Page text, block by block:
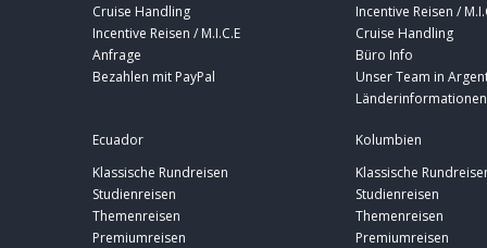
Cruise Handling
Incentive Reisen / M.I.C.E
Anfrage
Bezahlen mit PayPal
Incentive Reisen /
Cruise Handling
Büro Info
Unser Team in
Länderinformationen
Ecuador
Klassische Rundreisen
Studienreisen
Themenreisen
Premiumreisen
Kolumbien
Klassische
Studienreisen
Themenreisen
Premiumreisen